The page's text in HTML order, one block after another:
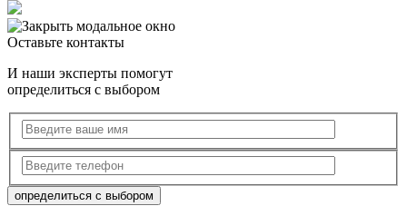
Оставьте контакты
И наши эксперты помогут
определиться с выбором